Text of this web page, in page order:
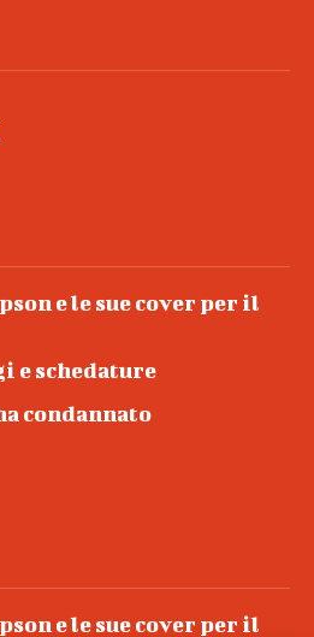
e le sue cover per il
e schedature
condannato
e le sue cover per il